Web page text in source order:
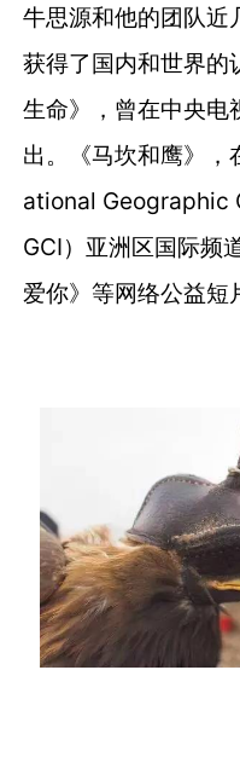
牛思源和他的团队近
获得了国内和世界的
生命》，曾在中央电
出。《马坎和鹰》，
ational Geographic
GCI）亚洲区国际频
爱你》等网络公益短